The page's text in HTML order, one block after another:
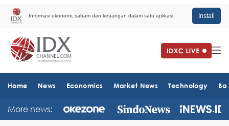
Informasi ekonomi, saham dan keuangan dalam satu aplikasi. Install
Home News Economics Market News Technology
More news: